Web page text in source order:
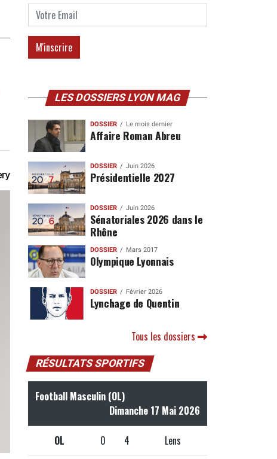
LES DOSSIERS LYON MAG
DOSSIER Le mois dernier
Affaire Roman Abreu
DOSSIER Juin 2026
Présidentielle 2027
DOSSIER Juin 2026
Sénatoriales 2026 dans le
Rhône
DOSSIER Mars 2017
Olympique Lyonnais
DOSSIER Février 2026
Lynchage de Quentin
Tous les dossiers
RÉSULTATS SPORTIFS
Football Masculin (OL)
Dimanche 17 Mai 2026
OL 0 4 Lens